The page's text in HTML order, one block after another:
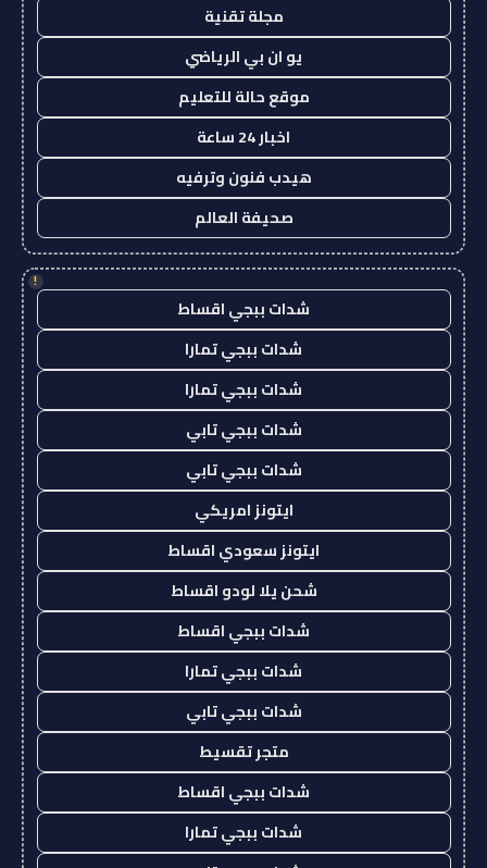
مجلة تقنية
يو ان بي الرياضي
موقع حالة للتعليم
اخبار 24 ساعة
هيدب فنون وترفيه
صحيفة العالم
!
شدات ببجي اقساط
شدات ببجي تمارا
شدات ببجي تمارا
شدات ببجي تابي
شدات ببجي تابي
ايتونز امريكي
ايتونز سعودي اقساط
شحن يلا لودو اقساط
شدات ببجي اقساط
شدات ببجي تمارا
شدات ببجي تابي
متجر تقسيط
شدات ببجي اقساط
شدات ببجي تمارا